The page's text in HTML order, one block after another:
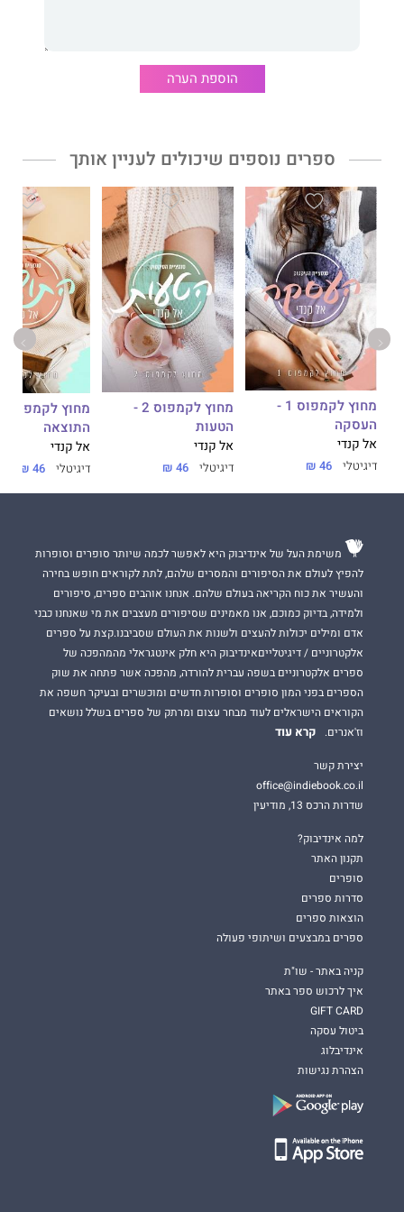
הוספת הערה
ספרים נוספים שיכולים לעניין אותך
מחוץ לקמפוס 1 -
העסקה
אל קנדי
דיגיטלי 46 ₪
מחוץ לקמפוס 2 -
הטעות
אל קנדי
דיגיטלי 46 ₪
התוצאה
אל קנדי
דיגיטלי 46 ₪
משימת העל של אינדיבוק היא לאפשר לכמה שיותר סופרים וסופרות
להפיץ לעולם את הסיפורים והמסרים שלהם, לתת לקוראים חופש בחירה
והעשיר את כוח הקריאה בעולם שלהם. אנחנו אוהבים ספרים, סיפורים
ולמידה, בדיוק כמוכם, אנו מאמינים שסיפורים מעצבים את מי שאנחנו כבני
אדם ומילים יכולות להעצים ולשנות את העולם שסביבנו.קצת על ספרים
אלקטרוניים / דיגיטלייםאינדיבוק היא חלק אינטגראלי מהמהפכה של
ספרים אלקטרוניים בשפה עברית להורדה, מהפכה אשר פתחה את שוק
הספרים בפני המון סופרים וסופרות חדשים ומוכשרים ובעיקר חשפה את
הקוראים הישראלים לעוד מבחר עצום ומרתק של ספרים בשלל נושאים
וז'אנרים.
קרא עוד
יצירת קשר
office@indiebook.co.il
שדרות הרכס 13, מודיעין
למה אינדיבוק?
תקנון האתר
סופרים
סדרות ספרים
הוצאות ספרים
ספרים במבצעים ושיתופי פעולה
קניה באתר - שו"ת
איך לרכוש ספר באתר
GIFT CARD
ביטול עסקה
אינדיבלוג
הצהרת נגישות